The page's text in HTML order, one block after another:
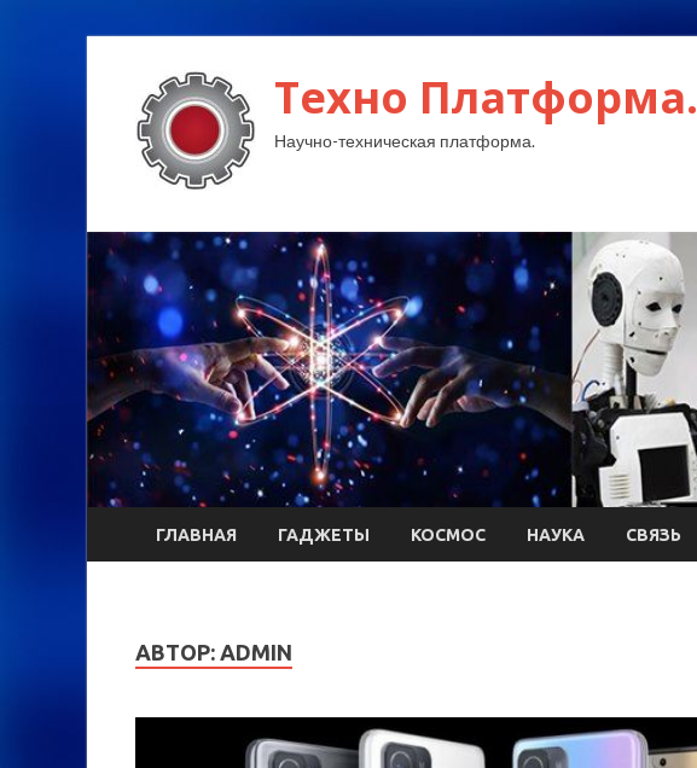
Техно Платформа.
Научно-техническая платформа.
ГЛАВНАЯ ГАДЖЕТЫ КОСМОС НАУКА СВЯЗЬ
АВТОР: ADMIN